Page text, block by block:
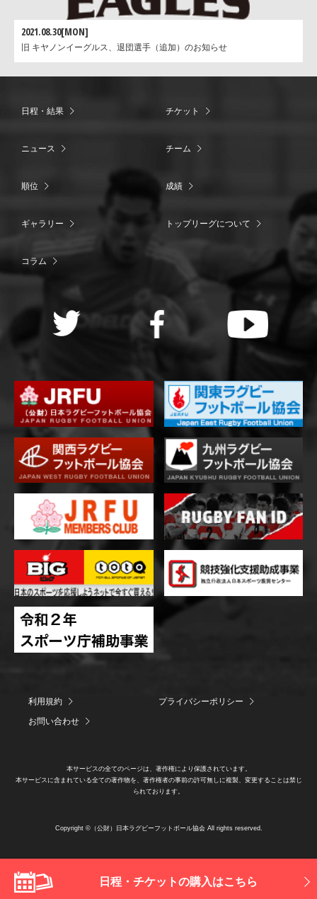
2021.08.30[MON]
旧 キヤノンイーグルス、退団選手（追加）のお知らせ
日程・チケットの購入はこちら
日程・結果 チケット
ニュース チーム
順位 成績
ギャラリー トップリーグについて
コラム
利用規約
プライバシーポリシー
お問い合わせ
本サービスの全てのページは、著作権により保護されています。
本サービスに含まれている全ての著作物を、著作権者の事前の許可無しに複製、変更することは禁じ
られております。
Copyright ©（公財）日本ラグビーフットボール協会 All rights reserved.